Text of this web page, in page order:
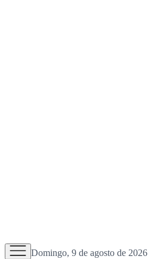
Domingo, 9 de agosto de 2026